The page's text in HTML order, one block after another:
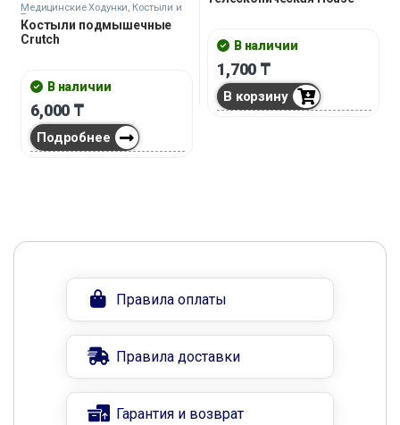
Медицинские Ходунки, Костыли и
Трости
Костыли подмышечные
Crutch
В наличии
6,000 ₸
Подробнее
В наличии
1,700 ₸
В корзину
Правила оплаты
Правила доставки
Гарантия и возврат